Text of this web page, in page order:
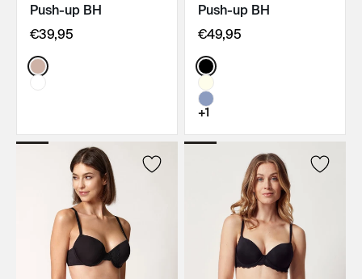
IN DEN WARENKORB
Push-up BH
€39,95
Color:
IN DEN WARENKORB
Push-up BH
€49,95
Color:
+1